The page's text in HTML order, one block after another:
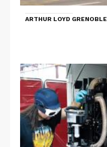
ARTHUR LOYD GRENOBLE